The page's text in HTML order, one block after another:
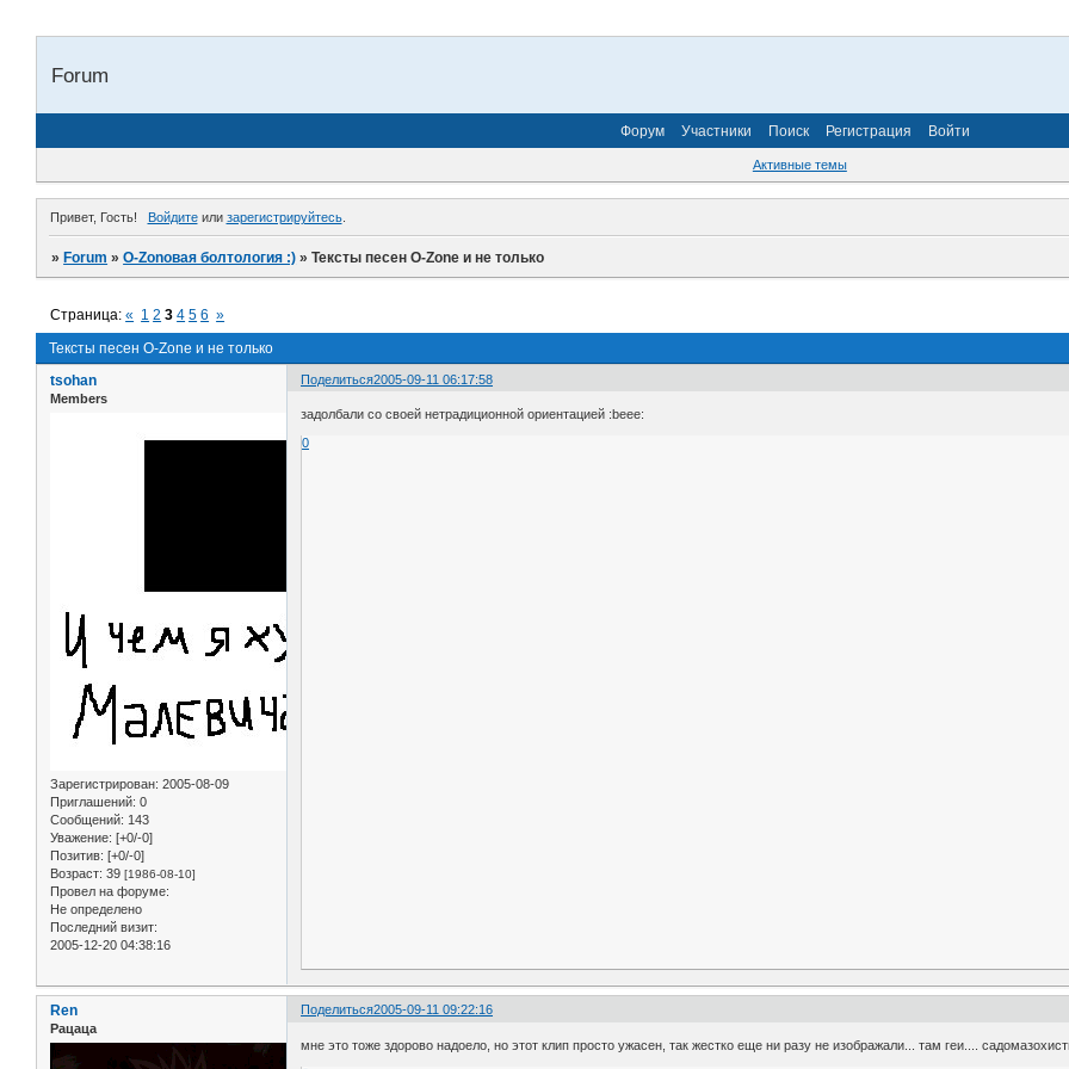
Forum
Форум Участники Поиск Регистрация Войти
Активные темы
Привет, Гость! Войдитеили зарегистрируйтесь.
»Forum »O-Zonoвая болтология :) »Тексты песен O-Zone и не только
Тексты песен O-Zone и не только
Страница:« 1 2 3 4 5 6 »
Поделиться2005-09-11 06:17:58
tsohan
Members
Зарегистрирован: 2005-08-09
Приглашений: 0
Сообщений: 143
Уважение: [+0/-0]
Позитив: [+0/-0]
Возраст: 39 [1986-08-10]
Провел на форуме:
Не определено
Последний визит:
2005-12-20 04:38:16
задолбали со своей нетрадиционной ориентацией :beee:
0
Поделиться2005-09-11 09:22:16
Ren
Рацаца
мне это тоже здорово надоело, но этот клип просто ужасен, так жестко еще ни разу не изображали... там геи....